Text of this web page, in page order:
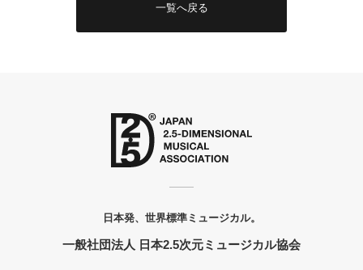
一覧へ戻る
日本発、世界標準ミュージカル。
一般社団法人 日本2.5次元ミュージカル協会